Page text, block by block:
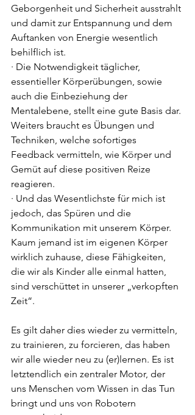
Geborgenheit und Sicherheit ausstrahlt
und damit zur Entspannung und dem
Auftanken von Energie wesentlich
behilflich ist.
· Die Notwendigkeit täglicher,
essentieller Körperübungen, sowie
auch die Einbeziehung der
Mentalebene, stellt eine gute Basis dar.
Weiters braucht es Übungen und
Techniken, welche sofortiges
Feedback vermitteln, wie Körper und
Gemüt auf diese positiven Reize
reagieren.
· Und das Wesentlichste für mich ist
jedoch, das Spüren und die
Kommunikation mit unserem Körper.
Kaum jemand ist im eigenen Körper
wirklich zuhause, diese Fähigkeiten,
die wir als Kinder alle einmal hatten,
sind verschüttet in unserer „verkopften
Zeit“.
Es gilt daher dies wieder zu vermitteln,
zu trainieren, zu forcieren, das haben
wir alle wieder neu zu (er)lernen. Es ist
letztendlich ein zentraler Motor, der
uns Menschen vom Wissen in das Tun
bringt und uns von Robotern